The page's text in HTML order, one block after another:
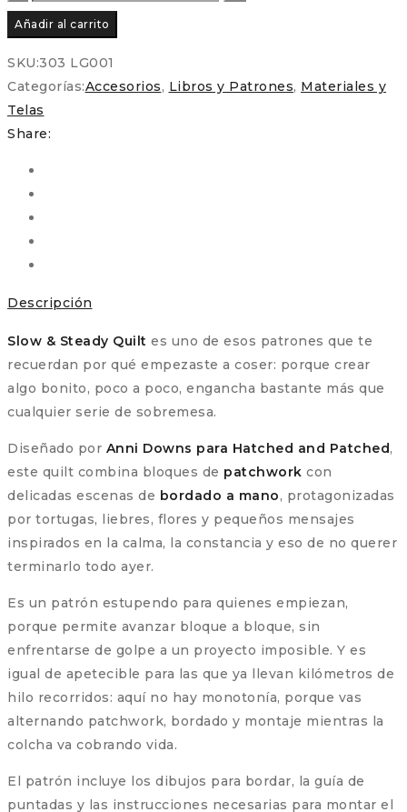
La
liebre
y
la
tortuga
(Slow
Steady
Quilt)
–
Anni
Downs
and
Patched
cantidad
Añadir al carrito
SKU:303 LG001
Categorías:Accesorios, Libros y Patrones, Materiales y
Telas
Share:
Descripción
Slow & Steady Quilt es uno de esos patrones que te
recuerdan por qué empezaste a coser: porque crear
algo bonito, poco a poco, engancha bastante más que
cualquier serie de sobremesa.
Diseñado por Anni Downs para Hatched and Patched,
este quilt combina bloques de patchwork con
delicadas escenas de bordado a mano, protagonizadas
por tortugas, liebres, flores y pequeños mensajes
inspirados en la calma, la constancia y eso de no querer
terminarlo todo ayer.
Es un patrón estupendo para quienes empiezan,
porque permite avanzar bloque a bloque, sin
enfrentarse de golpe a un proyecto imposible. Y es
igual de apetecible para las que ya llevan kilómetros de
hilo recorridos: aquí no hay monotonía, porque vas
alternando patchwork, bordado y montaje mientras la
colcha va cobrando vida.
El patrón incluye los dibujos para bordar, la guía de
puntadas y las instrucciones necesarias para montar el